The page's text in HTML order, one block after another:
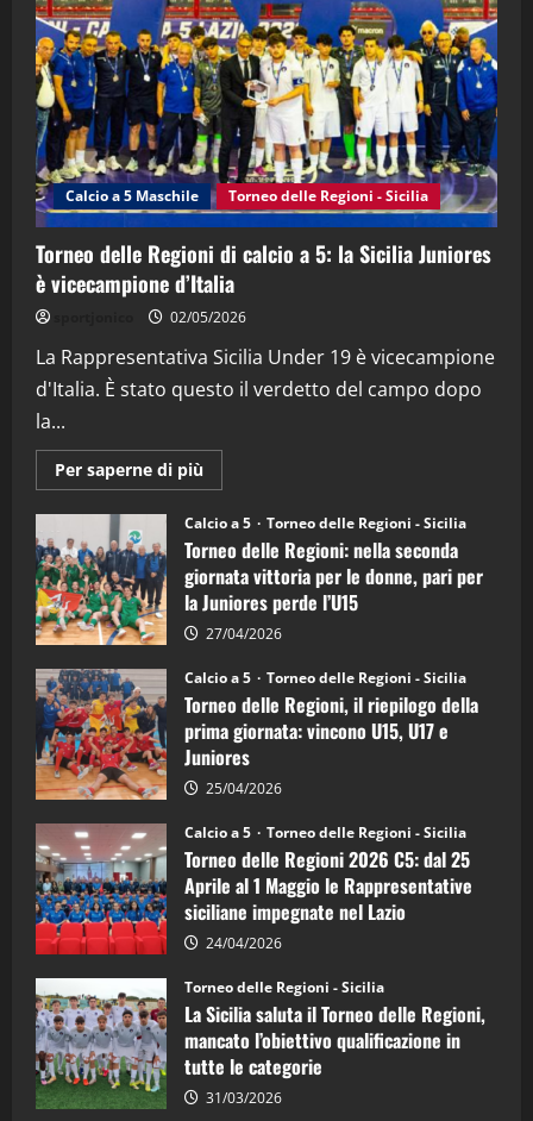
3
(Martedi 21 Aprile 2026)
21/04/2026
4
"SportEmpire" in Podcast Sport News
“SportEmpire” in Podcast: 27^ Puntata
(Martedi 14 Aprile 2026)
15/04/2026
"SportEmpire" in Podcast
“SportEmpire” in Podcast: 26^ Puntata
08/04/2026
Calcio a 5 Maschile Torneo delle Regioni - Sicilia
Torneo delle Regioni di calcio a 5: la Sicilia Juniores
è vicecampione d’Italia
02/05/2026
La Rappresentativa Sicilia Under 19 è vicecampione
d'Italia. È stato questo il verdetto del campo dopo
la...
Per saperne di più
informazioni
Torneo
delle
Regioni
di
calcio
a
5:
la
Juniores
è
vicecampione
d’Italia
Calcio a 5 Torneo delle Regioni - Sicilia
Torneo delle Regioni: nella seconda
giornata vittoria per le donne, pari per
la Juniores perde l’U15
27/04/2026
Calcio a 5 Torneo delle Regioni - Sicilia
Torneo delle Regioni, il riepilogo della
prima giornata: vincono U15, U17 e
Juniores
25/04/2026
Calcio a 5 Torneo delle Regioni - Sicilia
Torneo delle Regioni 2026 C5: dal 25
Aprile al 1 Maggio le Rappresentative
siciliane impegnate nel Lazio
24/04/2026
Torneo delle Regioni - Sicilia
La Sicilia saluta il Torneo delle Regioni,
mancato l’obiettivo qualificazione in
tutte le categorie
31/03/2026